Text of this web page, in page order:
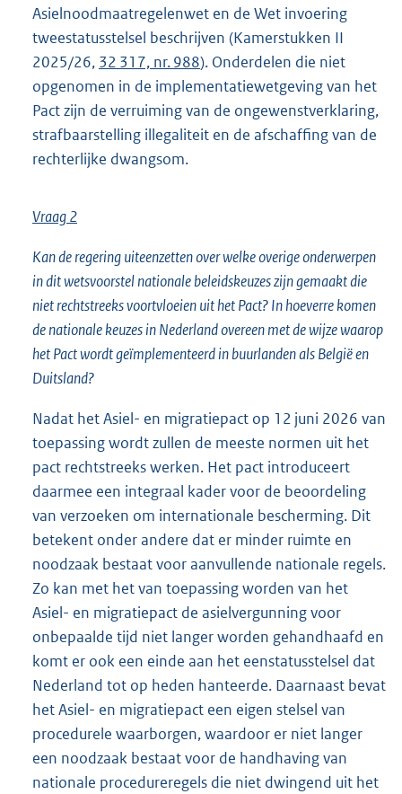
Asielnoodmaatregelenwet en de Wet invoering
tweestatusstelsel beschrijven (Kamerstukken II
2025/26, 32 317, nr. 988). Onderdelen die niet
opgenomen in de implementatiewetgeving van het
Pact zijn de verruiming van de ongewenstverklaring,
strafbaarstelling illegaliteit en de afschaffing van de
rechterlijke dwangsom.
Vraag 2
Kan de regering uiteenzetten over welke overige onderwerpen
in dit wetsvoorstel nationale beleidskeuzes zijn gemaakt die
niet rechtstreeks voortvloeien uit het Pact? In hoeverre komen
de nationale keuzes in Nederland overeen met de wijze waarop
het Pact wordt geïmplementeerd in buurlanden als België en
Duitsland?
Nadat het Asiel- en migratiepact op 12 juni 2026 van
toepassing wordt zullen de meeste normen uit het
pact rechtstreeks werken. Het pact introduceert
daarmee een integraal kader voor de beoordeling
van verzoeken om internationale bescherming. Dit
betekent onder andere dat er minder ruimte en
noodzaak bestaat voor aanvullende nationale regels.
Zo kan met het van toepassing worden van het
Asiel- en migratiepact de asielvergunning voor
onbepaalde tijd niet langer worden gehandhaafd en
komt er ook een einde aan het eenstatusstelsel dat
Nederland tot op heden hanteerde. Daarnaast bevat
het Asiel- en migratiepact een eigen stelsel van
procedurele waarborgen, waardoor er niet langer
een noodzaak bestaat voor de handhaving van
nationale procedureregels die niet dwingend uit het